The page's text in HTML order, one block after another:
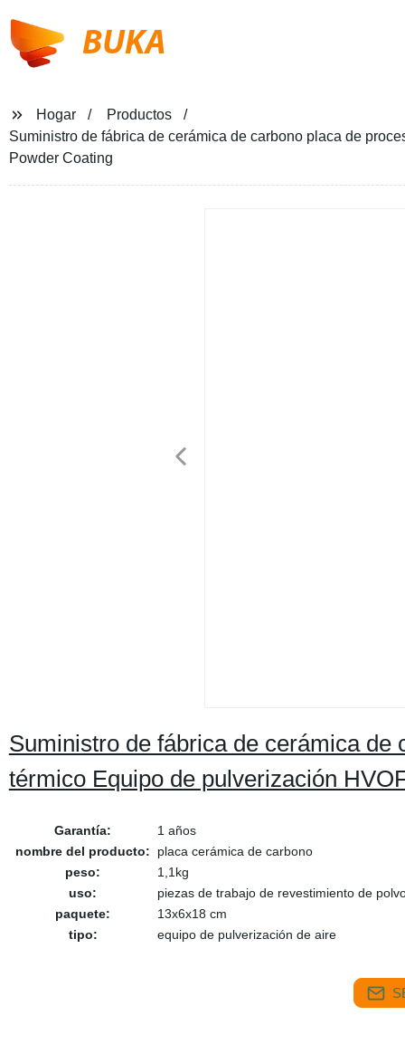
BUKA
Hogar
Productos
Suministro de fábrica de cerámica de carbono placa de
Powder Coating
Suministro de fábrica de cerámica de
térmico Equipo de pulverización
Garantía:
1 años
nombre del producto:
placa cerámica de carbono
peso:
1,1kg
uso:
piezas de trabajo de revestimiento de
paquete:
13x6x18 cm
tipo:
equipo de pulverización de aire